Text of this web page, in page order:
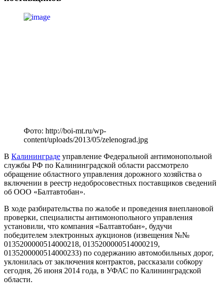
Фото: http://boi-mt.ru/wp-
content/uploads/2013/05/zelenograd.jpg
В Калининграде управление Федеральной антимонопольной
службы РФ по Калининградской области рассмотрело
обращение областного управления дорожного хозяйства о
включении в реестр недобросовестных поставщиков сведений
об ООО «Балтавтобан».
В ходе разбирательства по жалобе и проведения внеплановой
проверки, специалисты антимонопольного управления
установили, что компания «Балтавтобан», будучи
победителем электронных аукционов (извещения №№
0135200000514000218, 0135200000514000219,
0135200000514000233) по содержанию автомобильных дорог,
уклонилась от заключения контрактов, рассказали собкору
сегодня, 26 июня 2014 года, в УФАС по Калининградской
области.